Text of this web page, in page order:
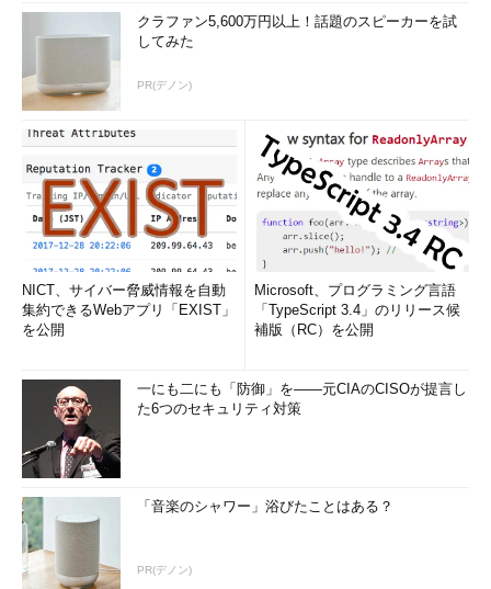
クラファン5,600万円以上！話題のスピーカーを試
してみた
PR(デノン)
NICT、サイバー脅威情報を自動
集約できるWebアプリ「EXIST」
を公開
Microsoft、プログラミング言語
「TypeScript 3.4」のリリース候
補版（RC）を公開
一にも二にも「防御」を――元CIAのCISOが提言し
た6つのセキュリティ対策
「音楽のシャワー」浴びたことはある？
PR(デノン)